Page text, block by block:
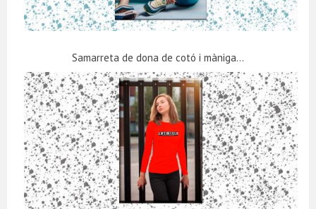
Samarreta de dona de cotó i màniga...